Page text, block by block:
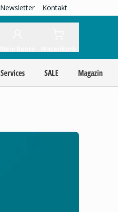
Newsletter Kontakt
Services SALE Magazin